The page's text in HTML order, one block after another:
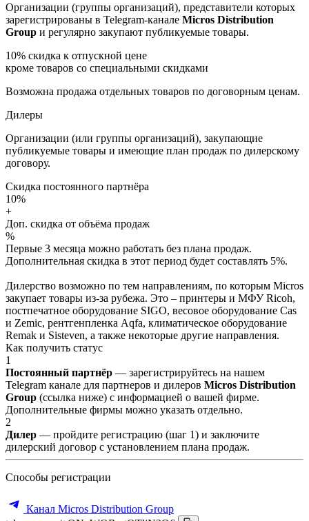
Организации (группы организаций), представители которых
зарегистрированы в Telegram-канале Micros Distribution
Group и регулярно закупают публикуемые товары.
10% скидка к отпускной цене
кроме товаров со специальными скидками
Возможна продажа отдельных товаров по договорным ценам.
Дилеры
Организации (или группы организаций), закупающие
публикуемые товары и имеющие план продаж по дилерскому
договору.
Скидка постоянного партнёра
10%
+
Доп. скидка от объёма продаж
%
Первые 3 месяца можно работать без плана продаж.
Дополнительная скидка в этот период будет составлять 5%.
Дилерство возможно по тем направлениям, по которым Micros
закупает товары из-за рубежа. Это – принтеры и МФУ Ricoh,
постпечатное оборудование SIGO, весовое оборудование Cas
и Zemic, рентгенпленка Aqfa, климатическое оборудование
Remak и Sisteven, а также некоторые другие направления.
Как получить статус
1
Постоянный партнёр — зарегистрируйтесь на нашем
Telegram канале для партнеров и дилеров Micros Distribution
Group (ссылка ниже) с информацией о вашей фирме.
Дополнительные фирмы можно указать отдельно.
2
Дилер — пройдите регистрацию (шаг 1) и заключите
дилерский договор с установлением плана продаж.
Способы регистрации
Канал Micros Distribution Group